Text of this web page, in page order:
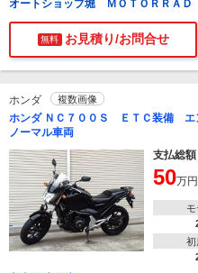
オートショップ堀 ＭＯＴＯＲＲＡ
無料 お見積り/お問合せ
ホンダ 複数画像
ホンダ ＮＣ７００Ｓ ＥＴＣ装備 エ
ノーマル車両
支払総額
50万円
初